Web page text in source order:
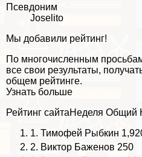
Псевдоним
Joselito
Мы добавили рейтинг!
По многочисленным
все свои результаты,
общем рейтинге.
Узнать больше
Рейтинг сайтаНеделя Общий
1. Тимофей Рыбкин
2. Виктор Баженов 250